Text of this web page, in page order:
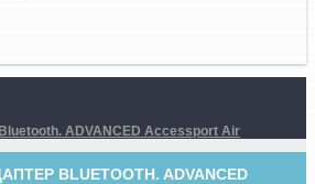
ADVANCED Accessport Air
BLUETOOTH. ADVANCED